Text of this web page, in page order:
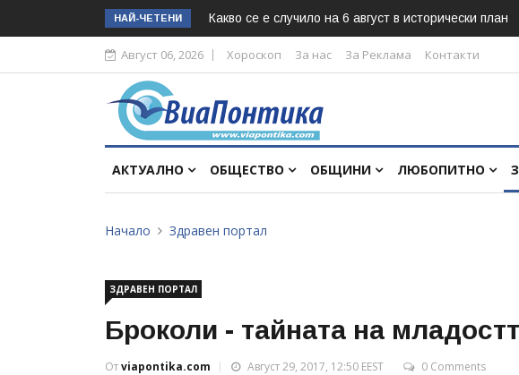
НАЙ-ЧЕТЕНИ Какво се е случило на 6 август в исторически план
Август 06, 2026 Хороскоп За нас За Реклама Контакти
АКТУАЛНО ОБЩЕСТВО ОБЩИНИ ЛЮБОПИТНО
Начало Здравен портал
ЗДРАВЕН ПОРТАЛ
Броколи - тайната на
Отviapontika.com Август 29, 2017, 12:50 EEST 0 Comments